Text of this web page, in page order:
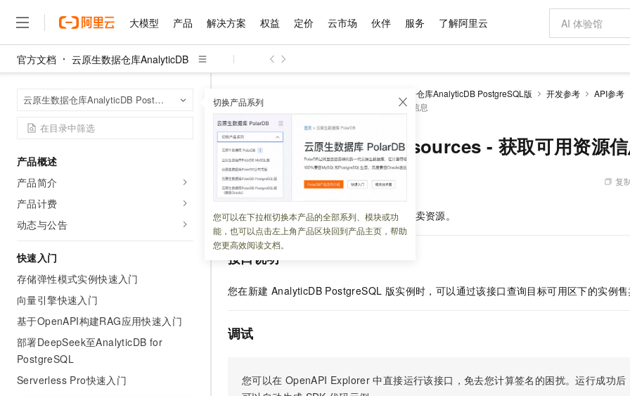
大模型 产品 解决方案 权益 定价 云市场 伙伴 服务 了解阿里云
官方文档 云原生数据仓库AnalyticDB
云原生数据仓库AnalyticDB PostgreSQL版 切换产品系列
您可以在下拉框切换本产品的全部系列、模块或功
能，也可以点击左上角产品区块回到产品主页，帮助
您更高效阅读文档。
产品概述
产品简介
产品计费
动态与公告
快速入门
存储弹性模式实例快速入门
向量引擎快速入门
基于OpenAPI构建RAG应用快速入门
部署DeepSeek至AnalyticDB for
PostgreSQL
Serverless Pro快速入门
云原生数据仓库AnalyticDB PostgreSQL版 开发参考
API参考
DescribeAvailableResources - 获取可用资源信息
DescribeAvailableResources - 获取可用资源
更新时间：2026-03-27 09:56:23 复
获取 AnalyticDB PostgreSQL 版的可用售卖资源。
接口说明
您在新建 AnalyticDB PostgreSQL 版实例时，可以通过该接口查询目标可用区下的实例
调试
您可以在 OpenAPI Explorer 中直接运行该接口，免去您计算签名的困扰。运行成功
大模型
大模型
大模型
文本生成
Qwen3.8-Max HOT
智能体时代全能旗舰模型
Qwen3.7-Plus
Kimi-K3 NEW
Kimi 最新旗舰模型，长程编程与推理利器
图片
大模型服务 AI 应用构建 大模型原
产品
精选产品
人工智能与机器学习
存储
网络与CDN
安全
中间件
数据库
精选产品
大模型服务平台百炼
大模型服务与应用平台
千问大模型
多元化、高性能、安全可靠的大模型服务
无影云电脑
随时随地安全接入的云上超级电脑
云解析DNS
面向分析的企业级SaaS模式云数据仓库
域名与网站
对象存储 OSS
一站式AI开发、训练和推理服务
Qoder CN
提供一站式管理容器应用的 K8s 服务
云数据库
云原生的云上
解决方案
精选解决方案
AI
现代化应用
安全
网络
可观测
上云与迁云
精选解决方案
千问办公，解锁你的工作新方式
企业级Agent产品，直接交付可用成果
Agency Agents：拥有专属领域专家
多领域专家智能体,一键组建 AI 虚拟交付团队
HappyHorse 打造一站式影视创作平台
快速拥有专属 OpenClaw
睿译宝，AI翻译排版一步到位
GLM-5.2：长任务时代开源旗舰模型
自主进化，持久记忆，越用越聪明
Claude Code + GStack 打造工程团队
即刻拥有
权益 普惠上云
普惠上云 官方力荐
云服务器38元/年起，超值低价云产品抢先购
官方推荐返现计划
推荐新用户得奖励，单订单最高返9万
云工开物
高校专属算力普惠，学生认证享300元代金券
免费试用
最高领取价值200元试用点，立即开启云上创新
AI 产品 免费试用
1亿+ 大模型 tokens 和 30+ 款产品免费体验
产品新客免费试用，最长12个月
AI 特惠
智启 AI 普惠权益
阿里云 OPC 创新助力计划
至高百万元 Token 补贴，加速一人公司成长
Qwen3.8-Max 首发尝鲜，限时加量 10 倍，夜间低至2折
千问办公，限时限量积分加倍
送.CN域名，送备案服务码
AI 场景体
AI 电商营销
AI助力短剧漫
自动承接线索
定价 产品定价
了解云产品的定价详情
云上成本管理
管理和优化成本
价格计算器
自助选配和估算价格
价格优势
推动算力普惠，释放技术红利
配置报价
云市场 精选商城
网站建设
多端小程序
Salesforce 国际版订阅
友盟天域
观测云
Tuya 物联网平台阿里云版
蓝凌 OA
电子合同
Tableau 订阅
数据与 API
数据集
身份实名认证
短信
OCR 文字识别
发票查验
快递物流查询
CRM
基础软件
宝塔 Linux
CentOS
WordPress
伙伴 成为销售伙伴
分销伙伴
咨询伙伴
销售伙伴合作计划
Salesforce On Alibaba Cloud
Consulting Partner 合作计划
AI 大模型销售与服务生态合作计划
成为产品伙伴
产品生态集成认证中心
产品生态伙伴工作台
产品伙伴
云存储合作
数据库合作
成为服务
服务 售前咨询
在线服务
售后服务
自助服务
工单服务
短信专区
企业增值服务
企业支持计划
企业增值服务台
服务实践
阿里云认证
全部认证
训练营
了解阿里云 为什么选择阿里云
什么是云计算
技术领先
稳定可靠
安全合规
分析师报告
研究报告与白皮书
云开发大赛
最佳实践
云上春晚
云栖战略参考
云上的中国
看见新力量
金融模力时刻
市场活动
云栖大会
活动全景
高校合作